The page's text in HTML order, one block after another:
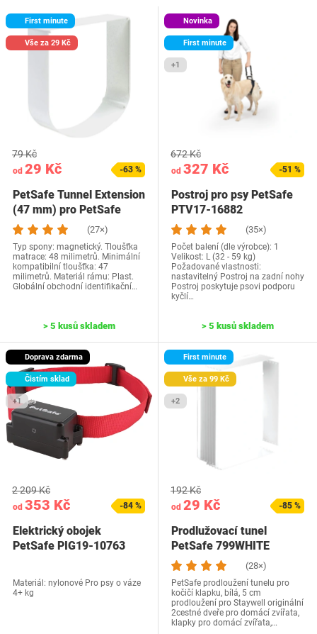
First minute
Vše za 29 Kč
od 29 Kč
79 Kč
-63 %
PetSafe Tunnel Extension
(47 mm) pro PetSafe
Staywell…
(27×)
Typ spony: magnetický. Tloušťka
matrace: 48 milimetrů. Minimální
kompatibilní tloušťka: 47
milimetrů. Materiál rámu: Plast.
Globální obchodní identifikační…
> 5 kusů skladem
Novinka
First minute
+1
od 327 Kč
672 Kč
-51 %
Postroj pro psy PetSafe
PTV17-16882
(35×)
Počet balení (dle výrobce): 1
Velikost: L (32 - 59 kg)
Požadované vlastnosti:
nastavitelný Postroj na zadní nohy
Postroj poskytuje psovi podporu
kyčlí…
> 5 kusů skladem
Doprava zdarma
Čistím sklad
+1
od 353 Kč
2 209 Kč
-84 %
Elektrický obojek
PetSafe PIG19-10763
Materiál: nylonové Pro psy o váze
4+ kg
First minute
Vše za 99 Kč
+2
od 29 Kč
192 Kč
-85 %
Prodlužovací tunel
PetSafe 799WHITE
(28×)
PetSafe prodloužení tunelu pro
kočičí klapku, bílá, 5 cm
prodloužení pro Staywell originální
2cestné dveře pro domácí zvířata,
klapky pro domácí zvířata,…